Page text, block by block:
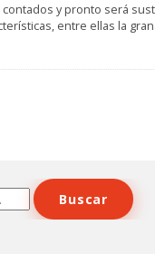
contados y pronto será
entre ellas la
Buscar